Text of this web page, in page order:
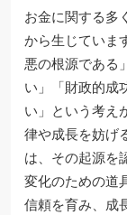
お金に関する多
から生じていま
悪の根源である
い」「財政的成
い」という考え
律や成長を妨げ
は、その起源を
変化のための道
信頼を育み、成